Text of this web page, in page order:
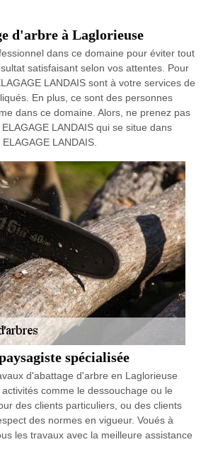
d'arbre à Laglorieuse
dans ce domaine pour éviter tout
satisfaisant selon vos attentes. Pour
LANDAIS sont à votre services de
En plus, ce sont des personnes
dans ce domaine. Alors, ne prenez pas
LANDAIS qui se situe dans
LANDAIS.
spécialisée
d'abattage d'arbre en Laglorieuse
comme le dessouchage ou le
des clients particuliers, ou des clients
des normes en vigueur. Voués à
les travaux avec la meilleure assistance